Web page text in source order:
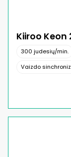
Kiiroo
300 judesių/min.
Vaizdo